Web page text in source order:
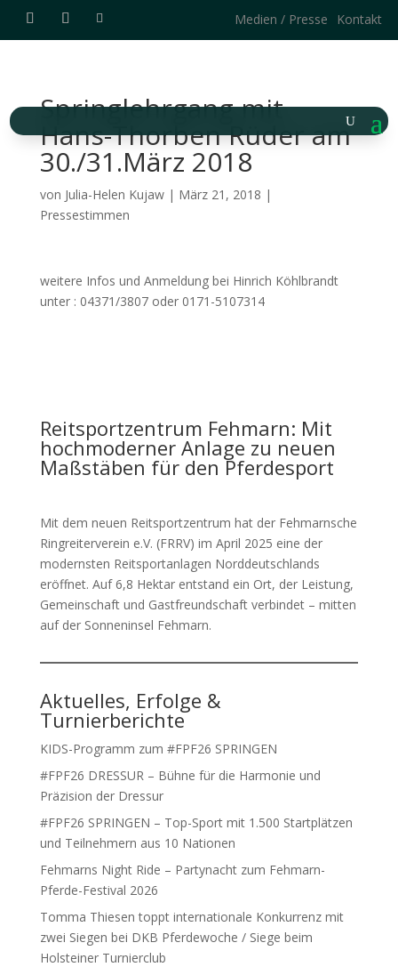
Medien / Presse Kontakt
Springlehrgang mit
Hans-Thorben Rüder am
30./31.März 2018
von Julia-Helen Kujaw| März 21, 2018 |
Pressestimmen
weitere Infos und Anmeldung bei Hinrich Köhlbrandt
unter : 04371/3807 oder 0171-5107314
Reitsportzentrum Fehmarn: Mit
hochmoderner Anlage zu neuen
Maßstäben für den Pferdesport
Mit dem neuen Reitsportzentrum hat der Fehmarnsche
Ringreiterverein e.V. (FRRV) im April 2025 eine der
modernsten Reitsportanlagen Norddeutschlands
eröffnet. Auf 6,8 Hektar entstand ein Ort, der Leistung,
Gemeinschaft und Gastfreundschaft verbindet – mitten
auf der Sonneninsel Fehmarn.
Aktuelles, Erfolge &
Turnierberichte
KIDS-Programm zum #FPF26 SPRINGEN
#FPF26 DRESSUR – Bühne für die Harmonie und
Präzision der Dressur
#FPF26 SPRINGEN – Top-Sport mit 1.500 Startplätzen
und Teilnehmern aus 10 Nationen
Fehmarns Night Ride – Partynacht zum Fehmarn-
Pferde-Festival 2026
Tomma Thiesen toppt internationale Konkurrenz mit
zwei Siegen bei DKB Pferdewoche / Siege beim
Holsteiner Turnierclub